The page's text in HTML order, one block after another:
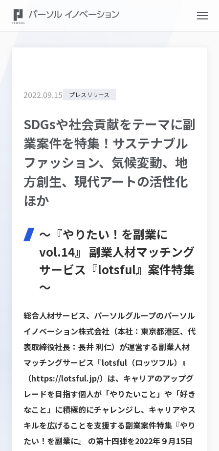
2022.09.15 プレスリリース
SDGsや社会貢献をテーマに副
業案件を特集！サステナブル
ファッション、気候変動、地
方創生、現代アートの活性化
ほか
～『やりたい！を副業に
vol.14』 副業人材マッチング
サービス『lotsful』案件特集
～
総合人材サービス、パーソルグループのパーソル
イノベーション株式会社（本社：東京都港区、代
表取締役社長：長井 利仁）が運営する副業人材
マッチングサービス『lotsful（ロッツフル）』
（https://lotsful.jp/）は、キャリアのアップグ
レードを目指す個人が「やりたいこと」や「好き
なこと」に積極的にチャレンジし、キャリアやス
キルを広げることを支援する副業案件特集『やり
たい！を副業に』 の第十四弾を2022年９月15日